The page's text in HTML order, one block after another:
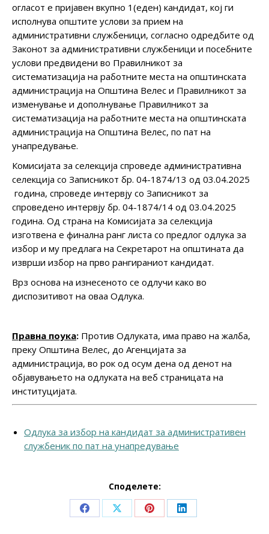
огласот е пријавен вкупно 1(еден) кандидат, кој ги
исполнува општите услови за прием на
административни службеници, согласно одредбите од
Законот за административни службеници и посебните
услови предвидени во Правилникот за
систематизација на работните места на општинската
администрација на Општина Велес и Правилникот за
изменување и дополнување Правилникот за
систематизација на работните места на општинската
администрација на Општина Велес, по пат на
унапредување.
Комисијата за селекција спроведе административна
селекција со Записникот бр. 04-1874/13 од 03.04.2025
година, спроведе интервју со Записникот за
спроведено интервју бр. 04-1874/14 од 03.04.2025
година. Од страна на Комисијата за селекција
изготвена е финална ранг листа со предлог одлука за
избор и му предлага на Секретарот на општината да
изврши избор на прво рангираниот кандидат.
Врз основа на изнесеното се одлучи како во
диспозитивот на оваа Одлука.
Правна поука: Против Одлуката, има право на жалба,
преку Општина Велес, до Агенцијата за
администрација, во рок од осум дена од денот на
објавувањето на одлуката на веб страницата на
институцијата.
Одлука за избор на кандидат за административен
службеник по пат на унапредување
Споделете:
Share Share Share Share